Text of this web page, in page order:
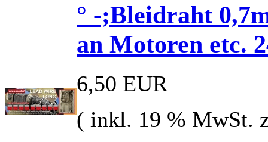
° -;Bleidraht
an Motoren etc.
6,50 EUR
( inkl. 19 % MwSt.